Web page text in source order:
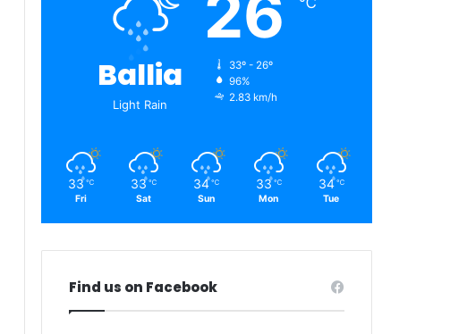
Ballia
Light Rain
33º - 26º
96%
2.83 km/h
33 ℃
Fri
33 ℃
Sat
34 ℃
Sun
33 ℃
Mon
34 ℃
Tue
Find us on Facebook